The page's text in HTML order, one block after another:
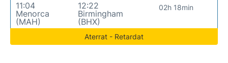
11:04
Menorca
(MAH)
12:22
Birmingham
(BHX)
02h 18min
Aterrat - Retardat